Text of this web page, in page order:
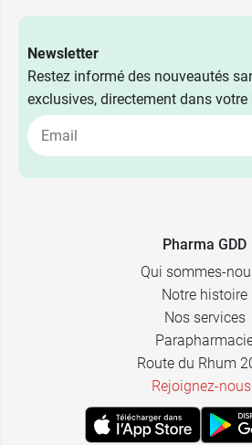
Newsletter
Restez informé des nouveautés
exclusives, directement dans
Pharma GDD
Qui sommes-
Notre histoire
Nos services
Route du Rhum
Rejoignez-